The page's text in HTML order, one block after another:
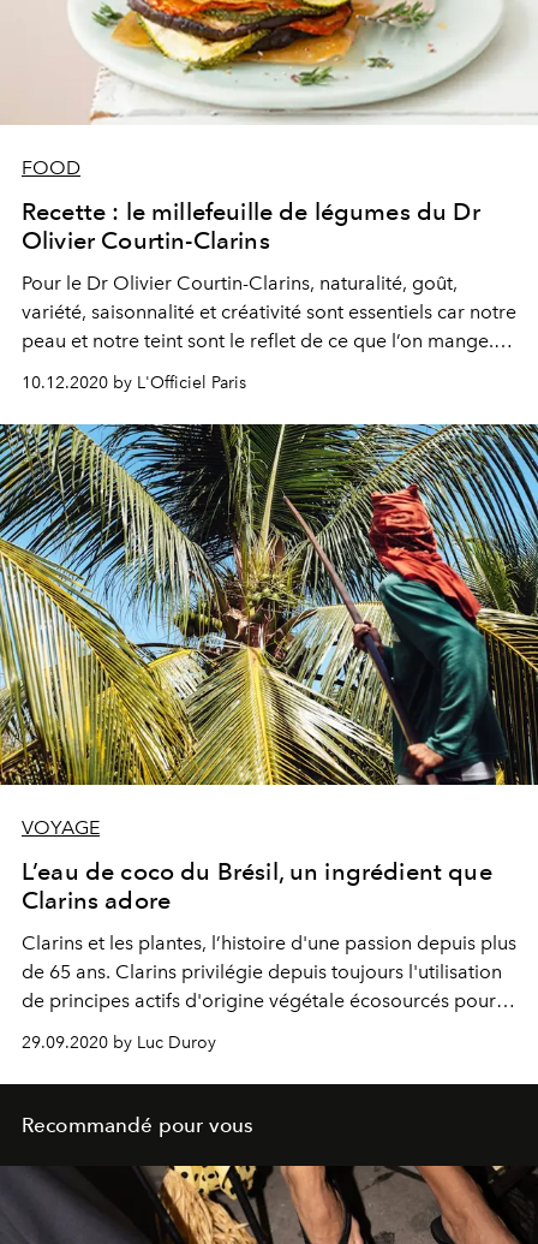
FOOD
Recette : le millefeuille de légumes du Dr
Olivier Courtin-Clarins
Pour le Dr Olivier Courtin-Clarins, naturalité, goût,
variété, saisonnalité et créativité sont essentiels car notre
peau et notre teint sont le reflet de ce que l’on mange.
10.12.2020 by L'Officiel Paris
VOYAGE
L’eau de coco du Brésil, un ingrédient que
Clarins adore
Clarins et les plantes, l’histoire d'une passion depuis plus
de 65 ans. Clarins privilégie depuis toujours l'utilisation
de principes actifs d'origine végétale écosourcés pour
29.09.2020 by Luc Duroy
Recommandé pour vous